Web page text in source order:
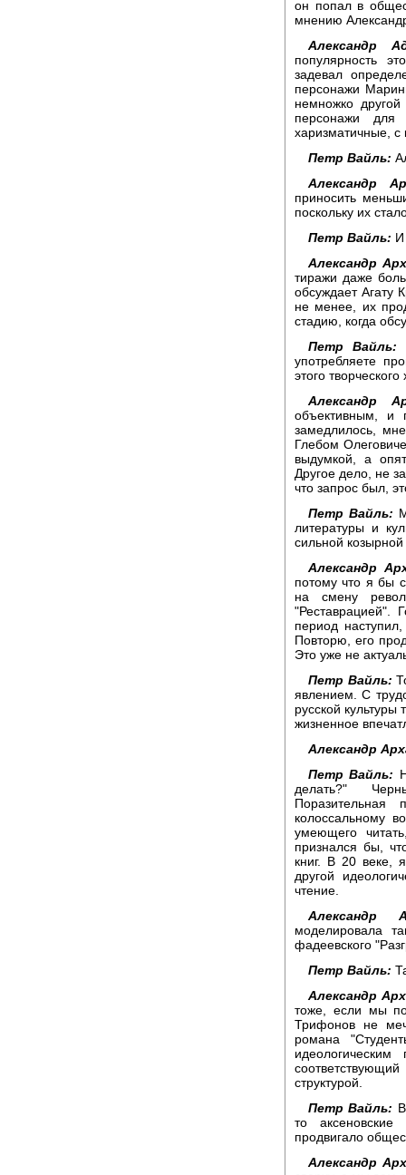
он попал в
мнению
Александр
популярность
задевал
персонажи
немножко
персонажи для
харизматичные,
Петр Вайль:
Александр
приносить
поскольку их
Петр Вайль: И
Александр
тиражи даже
обсуждает Агату
не менее, их
стадию, когда
Петр Вайль:
употребляете
этого
Александр
объективным, и
замедлилось,
Глебом
выдумкой, а
Другое дело, не
что запрос был,
Петр Вайль:
литературы и
сильной козырной
Александр
потому что я бы
на смену
"Реставрацией".
период
Повторю, его
Это уже не
Петр Вайль:
явлением. С
русской
жизненное
Александр
Петр Вайль:
делать?"
колоссальному
умеющего
признался бы,
книг. В 20 веке,
другой
чтение.
Александр
моделировала
фадеевского
Петр Вайль:
Александр
тоже, если мы
Трифонов не
романа
структурой.
Петр Вайль:
то
продвигало
Александр